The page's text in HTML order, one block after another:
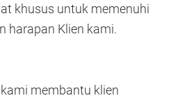
khusus untuk memenuhi
harapan Klien kami.
membantu klien